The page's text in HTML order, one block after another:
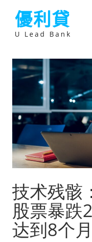
優利貸
U Lead Bank
技术残骸
股票暴跌
达到8个